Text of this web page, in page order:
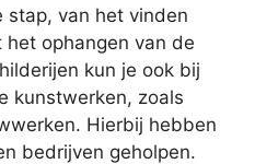
stap, van het vinden
ophangen van de
kun je ook bij
kunstwerken, zoals
Hierbij hebben
bedrijven geholpen.